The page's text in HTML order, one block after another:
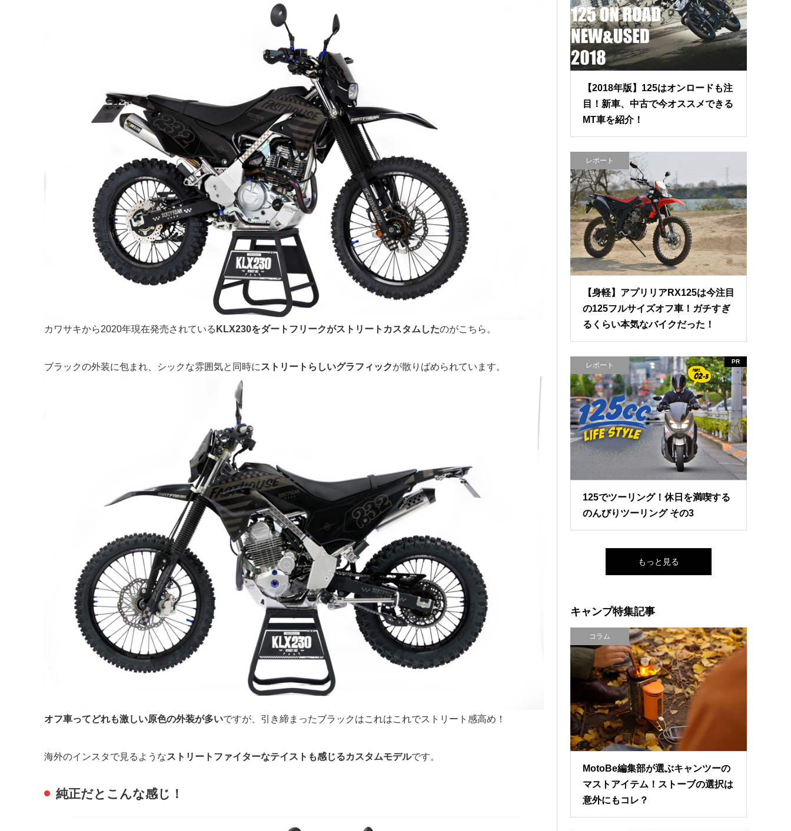
カワサキから2020年現在発売されている KLX230をダートフリークがストリートカスタムしたのがこちら。
ブラックの外装に包まれ、シックな雰囲気と同時にストリートらしいグラフィックが散りばめられています。
オフ車ってどれも激しい原色の外装が多いですが、引き締まったブラックはこれはこれでストリート感高め！
海外のインスタで見るようなストリートファイターなテイストも感じるカスタムモデルです。
純正だとこんな感じ！
【2018年版】125はオンロードも注
目！新車、中古で今オススメできる
MT車を紹介！
レポート
【身軽】アプリリアRX125は今注目
の125フルサイズオフ車！ガチすぎ
るくらい本気なバイクだった！
レポート PR
125でツーリング！休日を満喫する
のんびりツーリング その3
もっと見る
キャンプ特集記事
コラム
MotoBe編集部が選ぶキャンツーの
マストアイテム！ストーブの選択は
意外にもコレ？